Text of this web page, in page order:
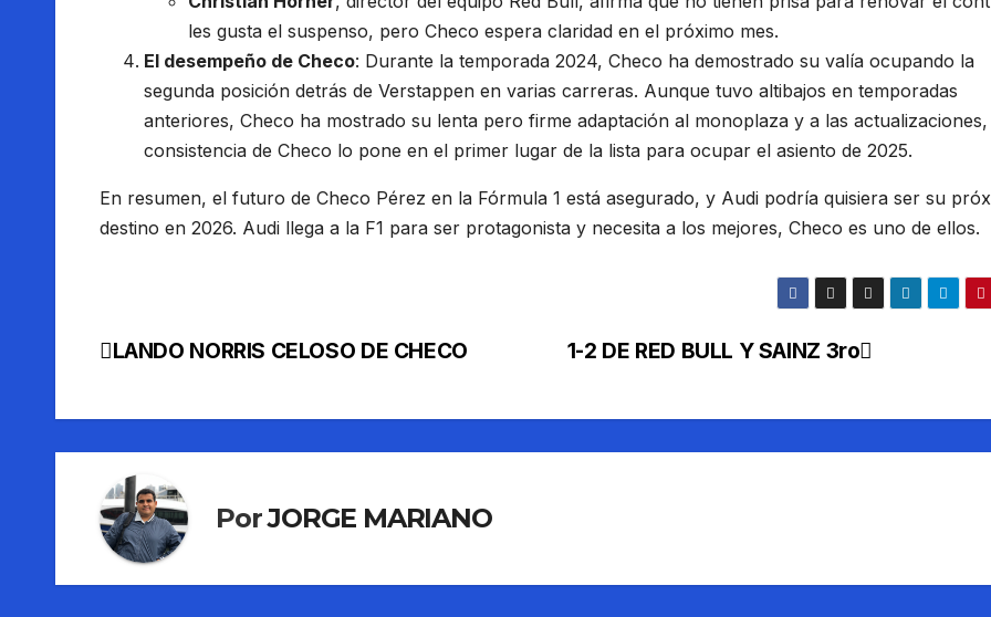
les gusta el suspenso, pero Checo espera claridad en el próximo mes.
El desempeño de Checo: Durante la temporada 2024, Checo ha demostrado su valía ocupando la
segunda posición detrás de Verstappen en varias carreras. Aunque tuvo altibajos en temporadas
anteriores, Checo ha mostrado su lenta pero firme adaptación al monoplaza y a las
consistencia de Checo lo pone en el primer lugar de la lista para ocupar el asiento de 2025.
En resumen, el futuro de Checo Pérez en la Fórmula 1 está asegurado, y Audi podría quisiera ser su
destino en 2026. Audi llega a la F1 para ser protagonista y necesita a los mejores, Checo es uno de ellos.
Navegación
entradas
1-2 DE RED BULL Y SAINZ 3ro
LANDO NORRIS CELOSO DE CHECO
PorJORGE MARIANO